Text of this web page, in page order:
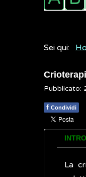
Sei qui:
Pubblicato:
f Condividi
La